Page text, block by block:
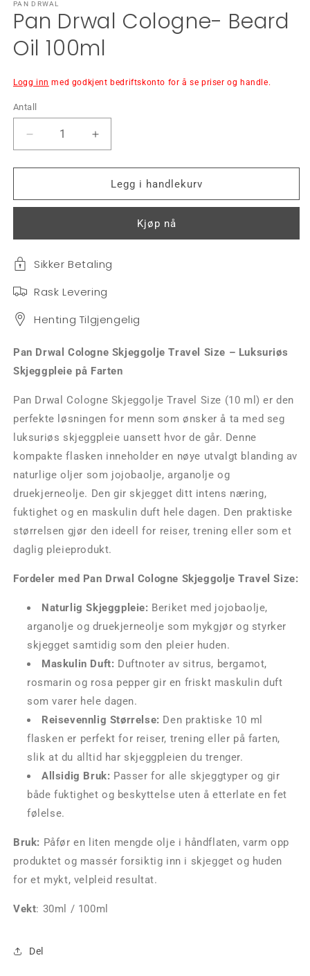
PAN DRWAL
Pan Drwal Cologne- Beard
Oil 100ml
Logg inn med godkjent bedriftskonto for å se priser og handle.
Antall
antallet
for
Drwal
Oil
Øk
antallet
for
Pan
Drwal
Oil
Legg i handlekurv
Kjøp nå
Sikker Betaling
Rask Levering
Henting Tilgjengelig
Pan Drwal Cologne Skjeggolje Travel Size – Luksuriøs
Skjeggpleie på Farten
Pan Drwal Cologne Skjeggolje Travel Size (10 ml) er den
perfekte løsningen for menn som ønsker å ta med seg
luksuriøs skjeggpleie uansett hvor de går. Denne
kompakte flasken inneholder en nøye utvalgt blanding av
naturlige oljer som jojobaolje, arganolje og
druekjerneolje. Den gir skjegget ditt intens næring,
fuktighet og en maskulin duft hele dagen. Den praktiske
størrelsen gjør den ideell for reiser, trening eller som et
daglig pleieprodukt.
Fordeler med Pan Drwal Cologne Skjeggolje Travel Size:
Naturlig Skjeggpleie: Beriket med jojobaolje,
arganolje og druekjerneolje som mykgjør og styrker
skjegget samtidig som den pleier huden.
Maskulin Duft: Duftnoter av sitrus, bergamot,
rosmarin og rosa pepper gir en friskt maskulin duft
som varer hele dagen.
Reisevennlig Størrelse: Den praktiske 10 ml
flasken er perfekt for reiser, trening eller på farten,
slik at du alltid har skjeggpleien du trenger.
Allsidig Bruk: Passer for alle skjeggtyper og gir
både fuktighet og beskyttelse uten å etterlate en fet
følelse.
Bruk: Påfør en liten mengde olje i håndflaten, varm opp
produktet og massér forsiktig inn i skjegget og huden
for et mykt, velpleid resultat.
Vekt: 30ml / 100ml
Del